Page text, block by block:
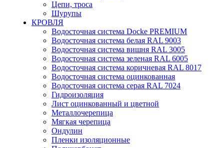
Цепи, троса
Шурупы
КРОВЛЯ
Водосточная система Docke PREMIUM
Водосточная система белая RAL 9003
Водосточная система вишня RAL 3005
Водосточная система зеленая RAL 6005
Водосточная система коричневая RAL 8017
Водосточная система оцинкованная
Водосточная система серая RAL 7024
Гидроизоляция
Лист оцинкованный и цветной
Металлочерепица
Мягкая черепица
Ондулин
Пленки изоляционные